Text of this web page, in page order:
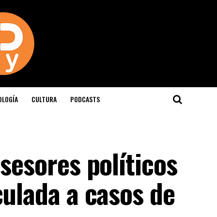
CULTURA PODCASTS
políticos
a casos de